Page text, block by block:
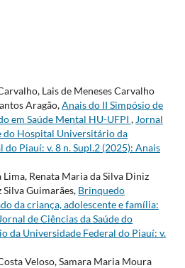
Lais de Meneses Carvalho
Aragão,Anais do II Simpósio de
em Saúde Mental HU-UFPI , Jornal
do Hospital Universitário da
do Piauí: v. 8 n. Supl.2 (2025): Anais
Renata Maria da Silva Diniz
Guimarães, Brinquedo
da criança, adolescente e família:
Jornal de Ciências da Saúde do
da Universidade Federal do Piauí: v.
Veloso, Samara Maria Moura